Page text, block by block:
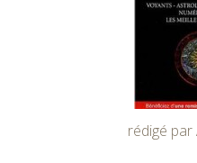
rédigé par